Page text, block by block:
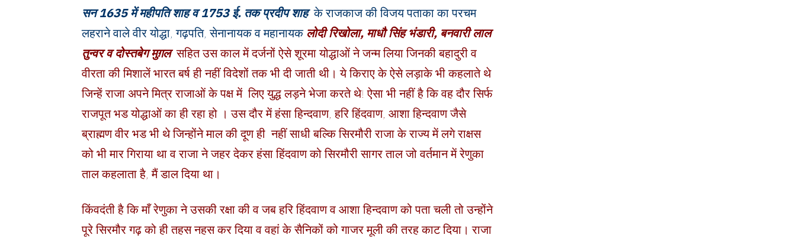
सन 1635में महीपति शाह व 1753ई. तक प्रदीप शाहके राजकाज की विजय पताका का परचम
लहराने वाले वीर योद्धा, गढ़पति, सेनानायक व महानायक लोदी रिखोला, माधौ सिंह भंडारी, बनवारी लाल
तुन्वर व दोस्तबेग मुग़लसहित उस काल में दर्जनों ऐसे शूरमा योद्धाओं ने जन्म लिया जिनकी बहादुरी व
वीरता की मिशालें भारत बर्ष ही नहीं विदेशों तक भी दी जाती थी। ये किराए के ऐसे लड़ाके भी कहलाते थे
जिन्हें राजा अपने मित्र राजाओं के पक्ष में लिए युद्ध लड़ने भेजा करते थे! ऐसा भी नहीं है कि वह दौर सिर्फ
राजपूत भड योद्धाओं का ही रहा हो । उस दौर में हंसा हिन्दवाण, हरि हिंदवाण, आशा हिन्दवाण जैसे
ब्राह्मण वीर भड भी थे जिन्होंने माल की दूण ही नहीं साधी बल्कि सिरमौरी राजा के राज्य में लगे राक्षस
को भी मार गिराया था व राजा ने जहर देकर हंसा हिंदवाण को सिरमौरी सागर ताल जो वर्तमान में रेणुका
ताल कहलाता है, मैं डाल दिया था।
किंवदंती है कि माँ रेणुका ने उसकी रक्षा की व जब हरि हिंदवाण व आशा हिन्दवाण को पता चली तो उन्होंने
पूरे सिरमौर गढ़ को ही तहस नहस कर दिया व वहां के सैनिकों को गाजर मूली की तरह काट दिया। राजा